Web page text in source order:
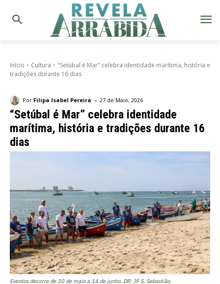
Início Cultura
"Setúbal é Mar" celebra identidade marítima, história e
tradições durante 16 dias
Por Filipa Isabel Pereira - 27 de Maio, 2026
“Setúbal é Mar” celebra identidade
marítima, história e tradições durante 16
dias
Eventos decorre de 30 de maio a 14 de junho. DR: JF S. Sebastião.